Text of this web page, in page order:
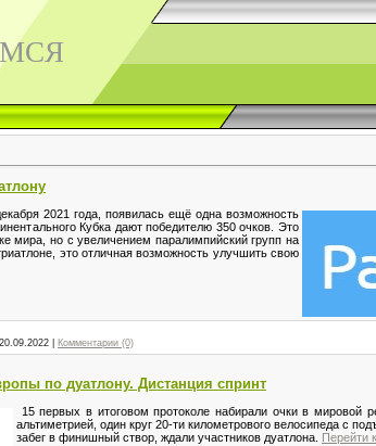
2021 года, появилась ещё одна возможность
Кубка дают победителю 350 очков. Это
мира, но с увеличением паралимпийский групп на
это отличная возможность улучшить свою
20.09.2022 Комментарии (0)
по дуатлону. Дистанция спринт
15 первых в итоговом протоколе набирали очки в мировой
альтиметрией, один круг 20-ти километрового велосипеда с
забег в финишный створ, ждали участников дуатлона.
Перейти